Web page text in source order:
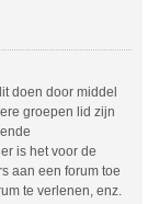
doen door middel
groepen lid zijn
is het voor de
aan een forum toe
te verlenen, enz.